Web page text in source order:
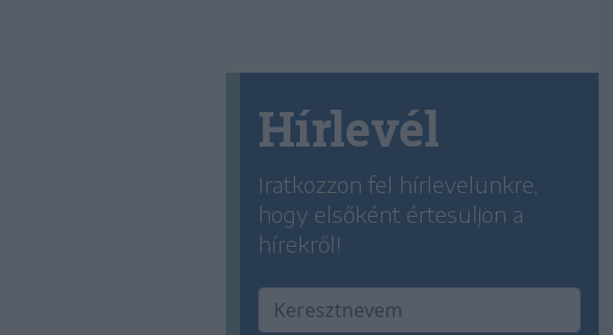
Hírlevél
Iratkozzon fel hírlevelünkre,
hogy elsőként értesüljön a
hírekről!